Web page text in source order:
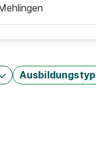
Ausbildungstyp